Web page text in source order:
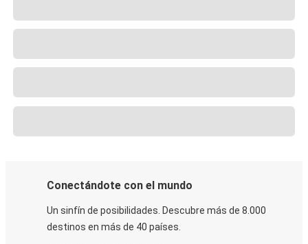
Conectándote con el mundo
Un sinfín de posibilidades. Descubre más de 8.000
destinos en más de 40 países.